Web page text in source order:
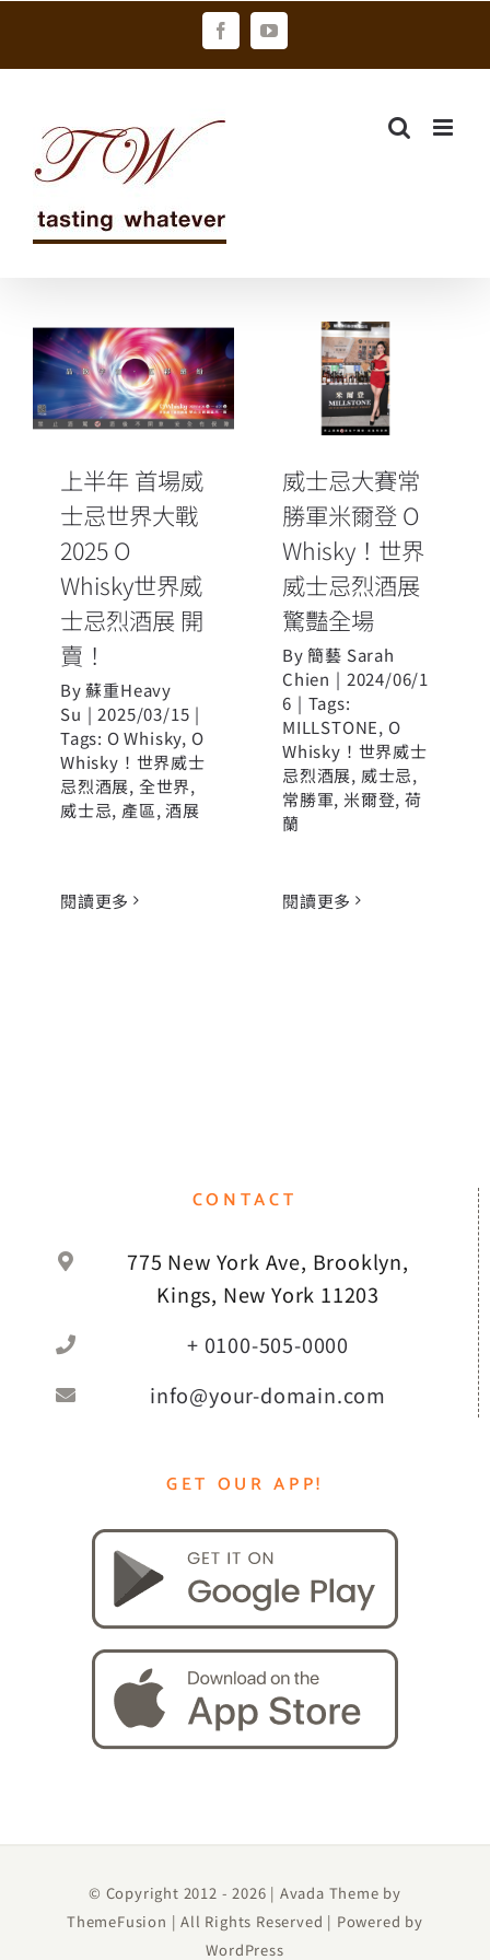
FacebookYouTube
士忌世界大戰
2025 O
Whisky世界威
賣！
上半年 首場威
士忌世界大戰
2025 O
Whisky世界威
士忌烈酒展 開
賣！
By蘇重Heavy
Su | 2025/03/15 |
Tags: O Whisky, O
Whisky！世界威士
忌烈酒展, 全世界,
威士忌, 產區,酒展
閱讀更多
威士忌大賽常
勝軍米爾登 O
Whisky！世界
威士忌烈酒展
驚豔全場
威士忌大賽常
勝軍米爾登 O
Whisky！世界
威士忌烈酒展
驚豔全場
By簡藝 Sarah
Chien | 2024/06/1
6 | Tags:
MILLSTONE, O
Whisky！世界威士
忌烈酒展, 威士忌,
常勝軍, 米爾登,荷
蘭
閱讀更多
CONTACT
775 New York Ave, Brooklyn,
Kings, New York 11203
+ 0100-505-0000
info@your-domain.com
GET OUR APP!
© Copyright 2012 -2026 | Avada Theme by
ThemeFusion | All Rights Reserved | Powered by
WordPress